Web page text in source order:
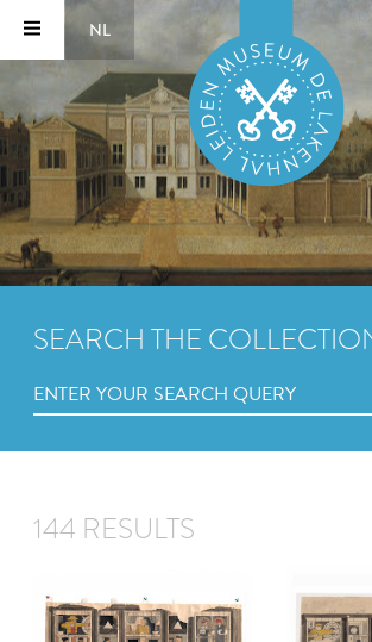
NL
SEARCH THE
144 RESULTS